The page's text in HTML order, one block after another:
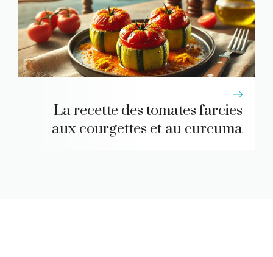
La recette des tomates farcies
aux courgettes et au curcuma